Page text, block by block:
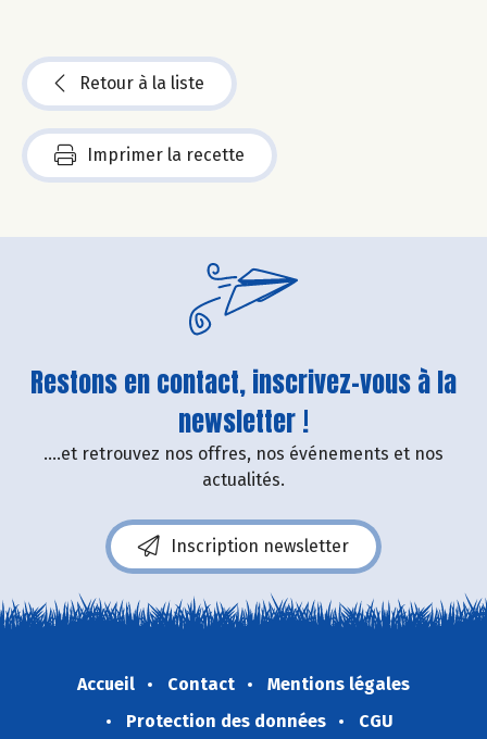
Retour à la liste
Imprimer la recette
Restons en contact, inscrivez-vous à la
newsletter !
....et retrouvez nos offres, nos événements et nos
actualités.
Inscription newsletter
Accueil Contact
Mentions légales
Protection des données
CGU